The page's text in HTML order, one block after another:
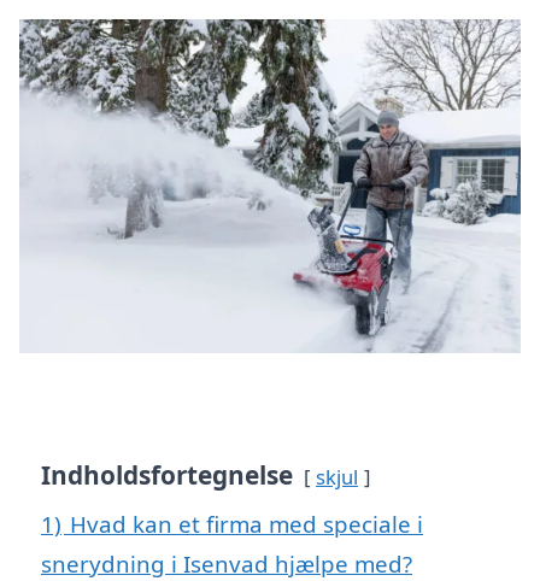
Indholdsfortegnelse skjul
1) Hvad kan et firma med speciale i
snerydning i Isenvad hjælpe med?